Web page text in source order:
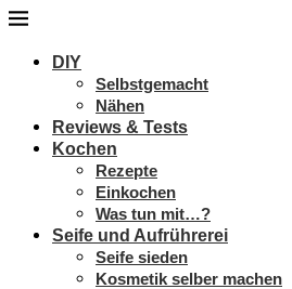
DIY
Selbstgemacht
Nähen
Reviews & Tests
Kochen
Rezepte
Einkochen
Was tun mit…?
Seife und Aufrührerei
Seife sieden
Kosmetik selber machen